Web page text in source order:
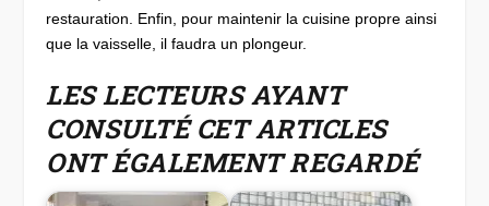
restauration. Enfin, pour maintenir la cuisine propre ainsi
que la vaisselle, il faudra un plongeur.
LES LECTEURS AYANT
CONSULTÉ CET ARTICLES
ONT ÉGALEMENT REGARDÉ